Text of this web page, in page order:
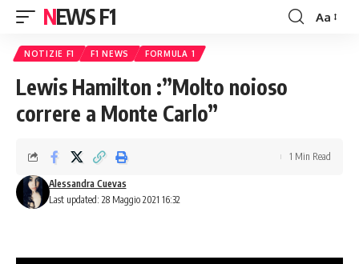
NEWS F1
Font
Aa
NOTIZIE F1 F1 NEWS FORMULA 1
Lewis Hamilton :”Molto noioso
correre a Monte Carlo”
Last updated: 28 Maggio 2021 16:32
Alessandra Cuevas
1 Min Read